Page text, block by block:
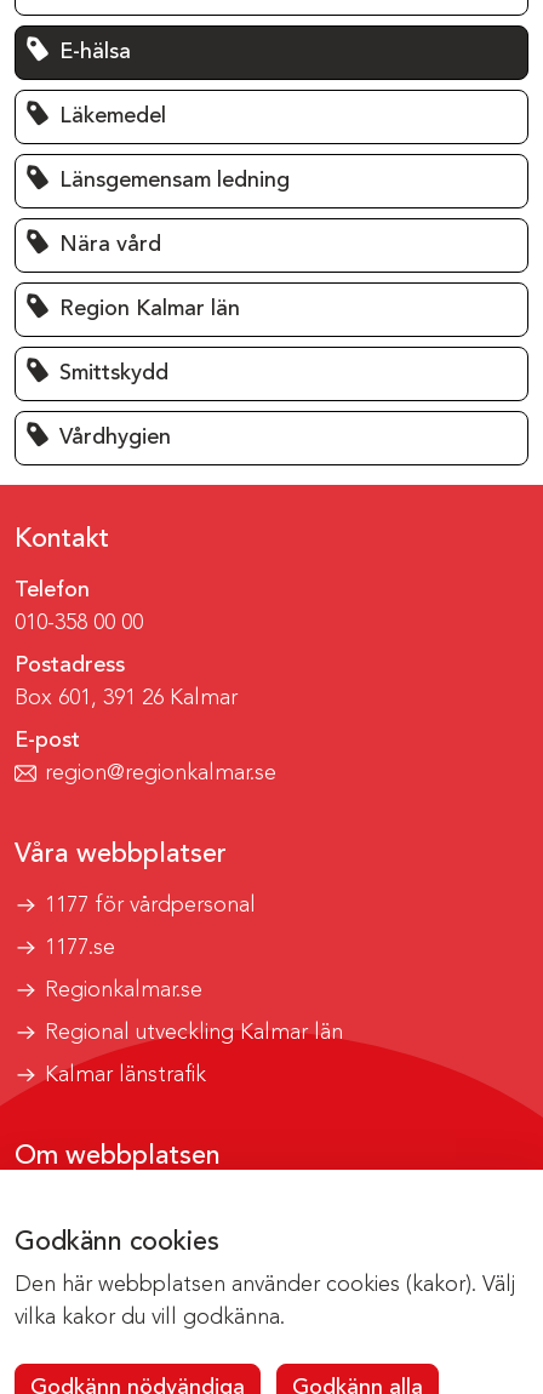
Godkänn cookies
Den här webbplatsen använder cookies (kakor). Välj
vilka kakor du vill godkänna.
Godkänn nödvändiga Godkänn alla
E-hälsa
Läkemedel
Länsgemensam ledning
Nära vård
Region Kalmar län
Smittskydd
Vårdhygien
Kontakt
Telefon
010-358 00 00
Postadress
Box 601, 391 26 Kalmar
E-post
region@regionkalmar.se
Våra webbplatser
1177 för vårdpersonal
1177.se
Regionkalmar.se
Regional utveckling Kalmar län
Kalmar länstrafik
Om webbplatsen
Om cookies
Kontakta webbredaktionen